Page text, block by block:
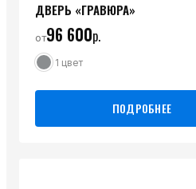
ДВЕРЬ «ГРАВЮРА»
от96 600р.
1 цвет
ПОДРОБНЕЕ